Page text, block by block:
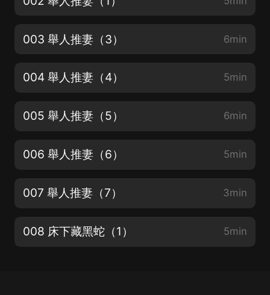
003 舉人推妻（3） 6min
004 舉人推妻（4） 5min
005 舉人推妻（5） 6min
006 舉人推妻（6） 5min
007 舉人推妻（7） 3min
008 床下藏黑蛇（1） 5min